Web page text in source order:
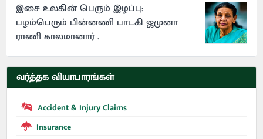
இசை உலகின் பெரும் இழப்பு:
பழம்பெரும் பின்னணி பாடகி ஜமுனா
ராணி காலமானார் .
வர்த்தக வியாபாரங்கள்
Accident & Injury Claims
Insurance